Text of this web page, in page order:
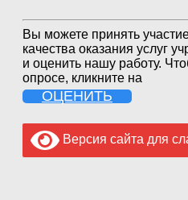
Вы можете принять
качества оказания услуг
и оценить нашу работу.
опросе, кликните на
ОЦЕНИТЬ
Версия сайта для